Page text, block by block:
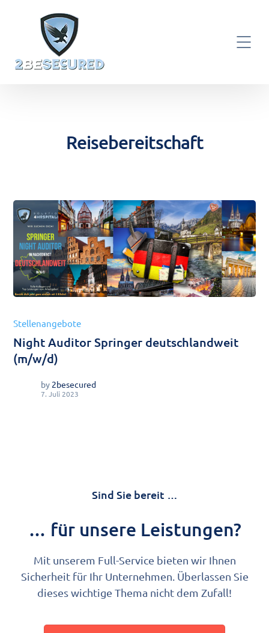
Reisebereitschaft
Stellenangebote
Night Auditor Springer deutschlandweit
(m/w/d)
by 2besecured
7. Juli 2023
Sind Sie bereit …
… für unsere Leistungen?
Mit unserem Full-Service bieten wir Ihnen
Sicherheit für Ihr Unternehmen. Überlassen Sie
dieses wichtige Thema nicht dem Zufall!